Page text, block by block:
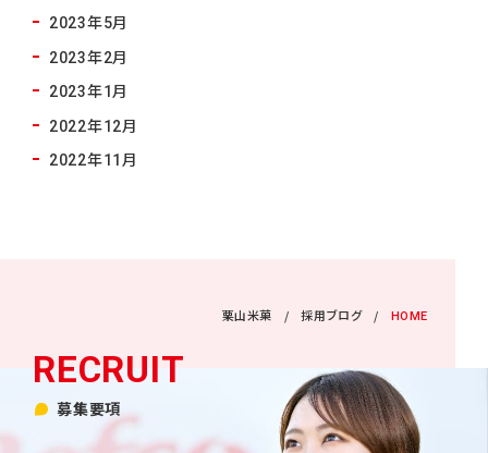
2023年5月
2023年2月
2023年1月
2022年12月
2022年11月
栗山米菓 採用ブログ HOME
募集要項